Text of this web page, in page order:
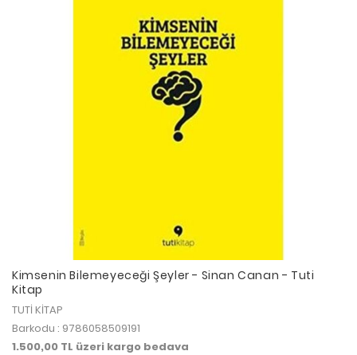
Kimsenin Bilemeyeceği Şeyler - Sinan Canan - Tuti
Kitap
TUTİ KİTAP
Barkodu : 9786058509191
1.500,00 TL üzeri kargo bedava